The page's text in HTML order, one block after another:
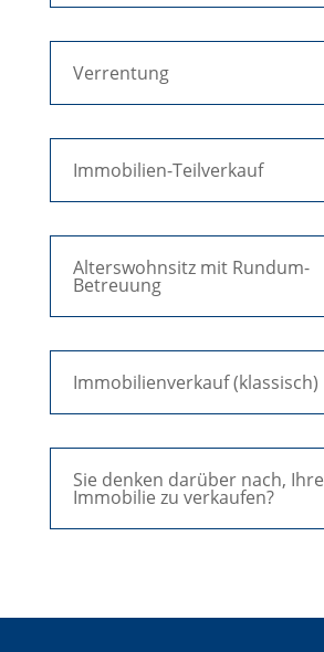
Verrentung
Immobilien-Teilverkauf
Alterswohnsitz mit Rundum-
Betreuung
Immobilienverkauf (klassisch)
Sie denken darüber nach, Ihre
Immobilie zu verkaufen?